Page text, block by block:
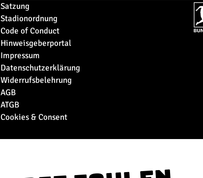
Satzung
Stadionordnung
Code of Conduct
Hinweisgeberportal
Impressum
Datenschutzerklärung
Widerrufsbelehrung
AGB
ATGB
Cookies & Consent